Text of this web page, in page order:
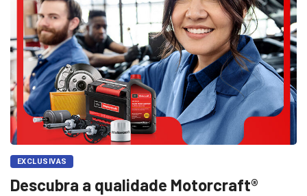
EXCLUSIVAS
Descubra a qualidade Motorcraft®